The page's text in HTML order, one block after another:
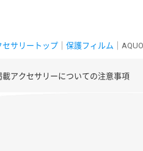
セサリートップ 保護フィルム ｜
載アクセサリーについての注意事項